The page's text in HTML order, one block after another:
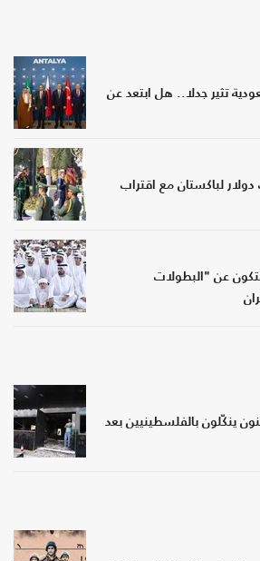
تثير جدلا.. هل ابتعد عن
3 مليارات دولار لباكستان مع اقتراب
عن "البطولات
ينكّلون بالفلسطينيين بعد